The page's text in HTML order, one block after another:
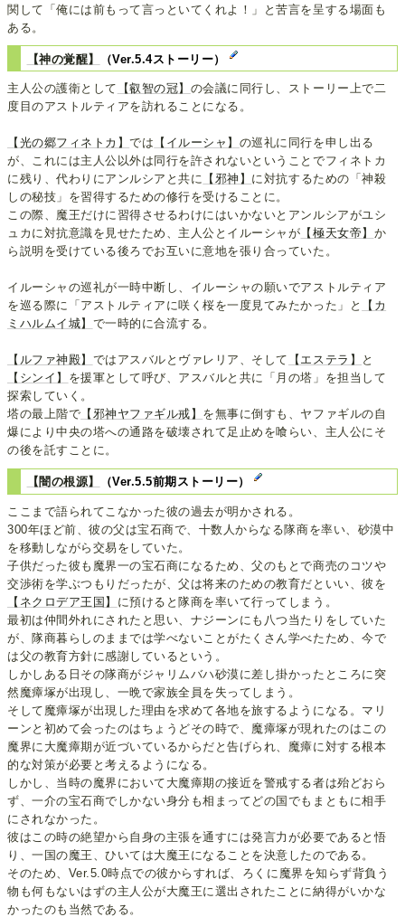
関して「俺には前もって言っといてくれよ！」と苦言を呈する場面も
ある。
【神の覚醒】 （Ver.5.4ストーリー）
主人公の護衛として 【叡智の冠】 の会議に同行し、ストーリー上で二
度目のアストルティアを訪れることになる。
【光の郷フィネトカ】では 【イルーシャ】 の巡礼に同行を申し出る
が、これには主人公以外は同行を許されないということでフィネトカ
に残り、代わりにアンルシアと共に 【邪神】 に対抗するための「神殺
しの秘技」を習得するための修行を受けることに。
この際、魔王だけに習得させるわけにはいかないとアンルシアがユシ
ュカに対抗意識を見せたため、主人公とイルーシャが 【極天女帝】 か
ら説明を受けている後ろでお互いに意地を張り合っていた。
イルーシャの巡礼が一時中断し、イルーシャの願いでアストルティア
を巡る際に「アストルティアに咲く桜を一度見てみたかった」と
【カ
ミハルムイ城】 で一時的に合流する。
【ルファ神殿】 ではアスバルとヴァレリア、そして 【エステラ】
と
【シンイ】 を援軍として呼び、アスバルと共に「月の塔」を担当して
探索していく。
塔の最上階で 【邪神ヤファギル戒】 を無事に倒すも、ヤファギルの自
爆により中央の塔への通路を破壊されて足止めを喰らい、主人公にそ
の後を託すことに。
【闇の根源】 （Ver.5.5前期ストーリー）
ここまで語られてこなかった彼の過去が明かされる。
300年ほど前、彼の父は宝石商で、十数人からなる隊商を率い、砂漠中
を移動しながら交易をしていた。
子供だった彼も魔界一の宝石商になるため、父のもとで商売のコツや
交渉術を学ぶつもりだったが、父は将来のための教育だといい、彼を
【ネクロデア王国】 に預けると隊商を率いて行ってしまう。
最初は仲間外れにされたと思い、ナジーンにも八つ当たりをしていた
が、隊商暮らしのままでは学べないことがたくさん学べたため、今で
は父の教育方針に感謝しているという。
しかしある日その隊商がジャリムバハ砂漠に差し掛かったところに突
然魔瘴塚が出現し、一晩で家族全員を失ってしまう。
そして魔瘴塚が出現した理由を求めて各地を旅するようになる。マリ
ーンと初めて会ったのはちょうどその時で、魔瘴塚が現れたのはこの
魔界に大魔瘴期が近づいているからだと告げられ、魔瘴に対する根本
的な対策が必要と考えるようになる。
しかし、当時の魔界において大魔瘴期の接近を警戒する者は殆どおら
ず、一介の宝石商でしかない身分も相まってどの国でもまともに相手
にされなかった。
彼はこの時の絶望から自身の主張を通すには発言力が必要であると悟
り、一国の魔王、ひいては大魔王になることを決意したのである。
そのため、Ver.5.0時点での彼からすれば、ろくに魔界を知らず背負う
物も何もないはずの主人公が大魔王に選出されたことに納得がいかな
かったのも当然である。